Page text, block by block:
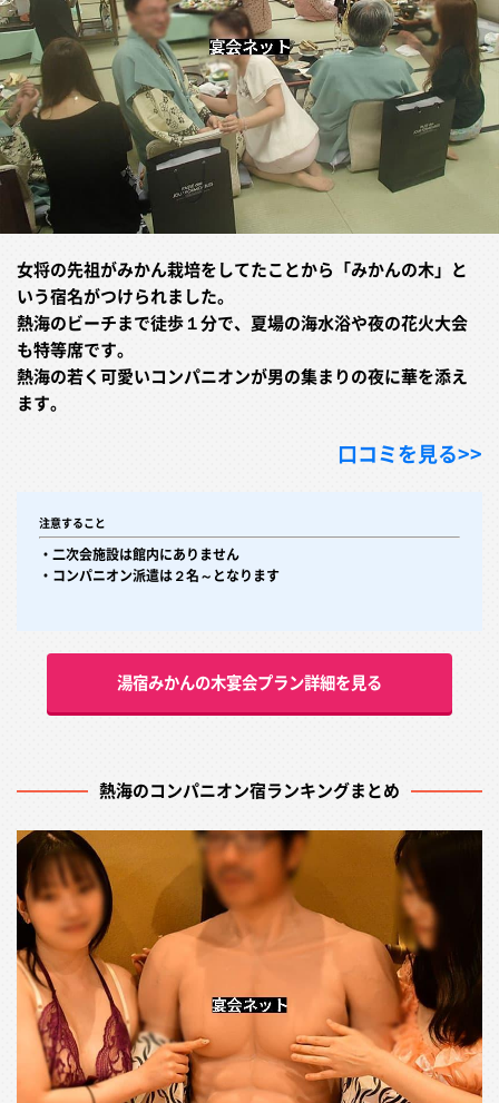
女将の先祖がみかん栽培をしてたことから「みかんの木」と
いう宿名がつけられました。
熱海のビーチまで徒歩１分で、夏場の海水浴や夜の花火大会
も特等席です。
熱海の若く可愛いコンパニオンが男の集まりの夜に華を添え
ます。
口コミを見る>>
注意すること
・二次会施設は館内にありません
・コンパニオン派遣は２名～となります
湯宿みかんの木宴会プラン詳細を見る
熱海のコンパニオン宿ランキングまとめ